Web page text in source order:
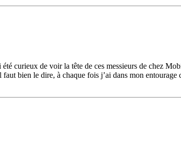
été curieux de voir la tête de ces messieurs de chez
bien le dire, à chaque fois j’ai dans mon